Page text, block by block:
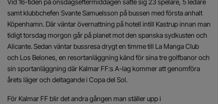
Vid 16-tiden på onsdagseftermiddagen satte sig 23 spelare, 5 ledare
samt klubbchefen Svante Samuelsson på bussen med första anhalt
Köpenhamn. Där väntar övernattning på hotell intill Kastrup innan man
tidigt torsdag morgon går på planet mot den spanska sydkusten och
Alicante. Sedan väntar bussresa drygt en timme till La Manga Club
och Los Belones, en resortanläggning känd för sina tre golfbanor och
sin sportanläggning där Kalmar FF:s A-lag kommer att genomföra
årets läger och deltagande i Copa del Sol.
För Kalmar FF blir det andra gången man ställer upp i